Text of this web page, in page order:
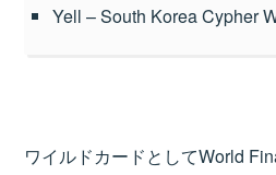
Yell – South Korea Cypher
ワイルドカードとしてWorld